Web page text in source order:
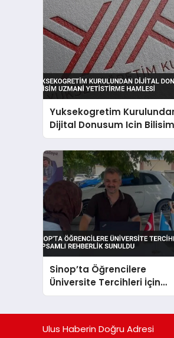
Yuksekogretim
Dijital Donusum Icin Bilisim
Uzmani Yetistirme
Sinop’ta Öğrencilere
Üniversite Tercihleri İçin
Kapsamlı Rehberlik
Ulus Haberin Doğru Adresi